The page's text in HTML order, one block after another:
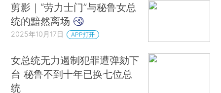
剪影｜“劳力士门”与秘鲁女总
统的黯然离场
2025年10月17日 APP打开
女总统无力遏制犯罪遭弹劾下
台 秘鲁不到十年已换七位总
统